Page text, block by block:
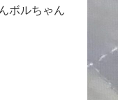
ボルちゃん